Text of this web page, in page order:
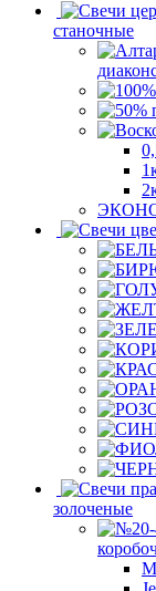
станочные
золоченые